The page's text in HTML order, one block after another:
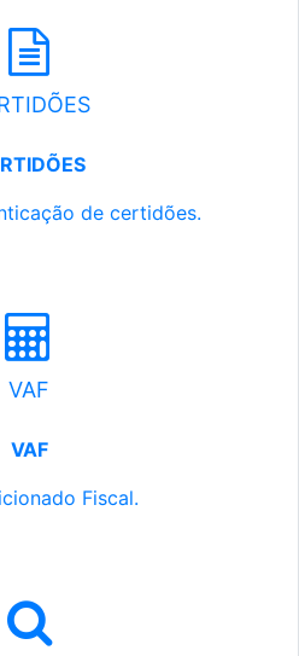
de certidões.
VAF
VAF
Fiscal.